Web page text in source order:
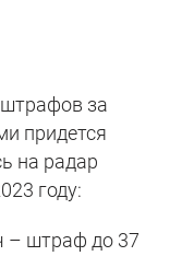
за
придется
на радар
году:
– штраф до 37